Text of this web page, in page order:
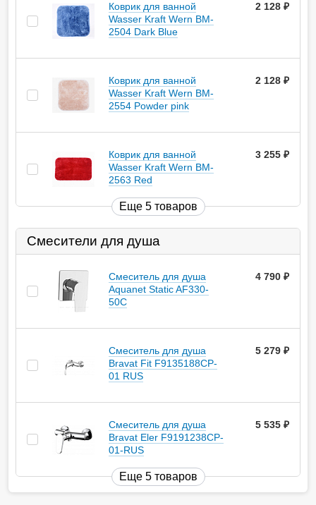
Коврик для ванной
Wasser Kraft Wern BM-
2504 Dark Blue
2 128
Коврик для ванной
Wasser Kraft Wern BM-
2554 Powder pink
2 128
Коврик для ванной
Wasser Kraft Wern BM-
2563 Red
3 255
Еще 5 товаров
Смесители для душа
Смеситель для душа
Aquanet Static AF330-
50С
4 790
Смеситель для душа
Bravat Fit F9135188CP-
01 RUS
5 279
Смеситель для душа
Bravat Eler F9191238CP-
01-RUS
5 535
Еще 5 товаров